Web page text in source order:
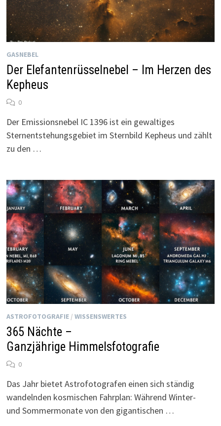
GASNEBEL
Der Elefantenrüsselnebel – Im Herzen des
Kepheus
0
Der Emissionsnebel IC 1396 ist ein gewaltiges
Sternentstehungsgebiet im Sternbild Kepheus und zählt
zu den …
ASTROFOTOGRAFIE /WISSENSWERTES
365 Nächte –
Ganzjährige Himmelsfotografie
0
Das Jahr bietet Astrofotografen einen sich ständig
wandelnden kosmischen Fahrplan: Während Winter-
und Sommermonate von den gigantischen …